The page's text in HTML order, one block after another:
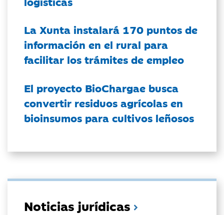
La Xunta instalará 170 puntos de
información en el rural para
facilitar los trámites de empleo
El proyecto BioChargae busca
convertir residuos agrícolas en
bioinsumos para cultivos leñosos
Noticias jurídicas